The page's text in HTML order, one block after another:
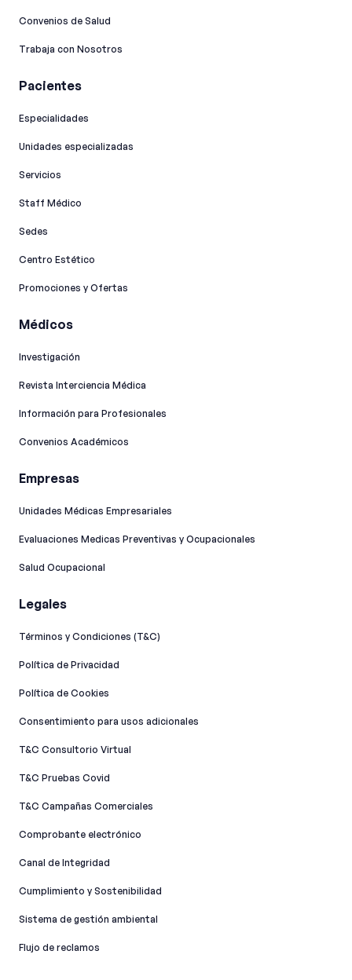
Convenios de Salud
Trabaja con Nosotros
Pacientes
Especialidades
Unidades especializadas
Servicios
Staff Médico
Sedes
Centro Estético
Promociones y Ofertas
Médicos
Investigación
Revista Interciencia Médica
Información para Profesionales
Convenios Académicos
Empresas
Unidades Médicas Empresariales
Evaluaciones Medicas Preventivas y Ocupacionales
Salud Ocupacional
Legales
Términos y Condiciones (T&C)
Política de Privacidad
Política de Cookies
Consentimiento para usos adicionales
T&C Consultorio Virtual
T&C Pruebas Covid
T&C Campañas Comerciales
Comprobante electrónico
Canal de Integridad​
Cumplimiento y Sostenibilidad
Sistema de gestión ambiental
Flujo de reclamos